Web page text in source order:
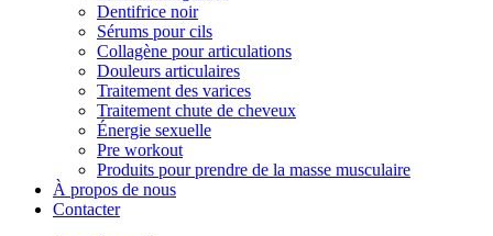
Dentifrice noir
Sérums pour cils
Collagène pour articulations
Douleurs articulaires
Traitement des varices
Traitement chute de cheveux
Énergie sexuelle
Pre workout
Produits pour prendre de la masse musculaire
À propos de nous
Contacter